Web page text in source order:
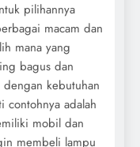
pilihannya
macam dan
mana yang
bagus dan
kebutuhan
contohnya adalah
mobil dan
membeli lampu